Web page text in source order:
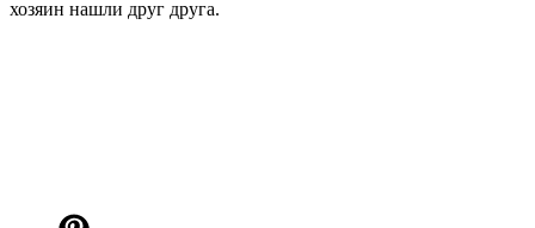
хозяин нашли друг друга.